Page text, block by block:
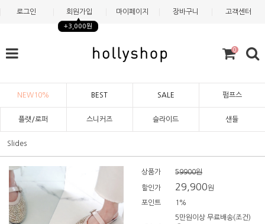
로그인 회원가입
+3,000원
마이페이지 장바구니 고객센터
0
NEW10% BEST SALE 펌프스
플랫/로퍼 스니커즈 슬라이드 샌들
Slides
상품가 59900원
할인가 29,900원
포인트 1%
5만원이상 무료배송(조건)